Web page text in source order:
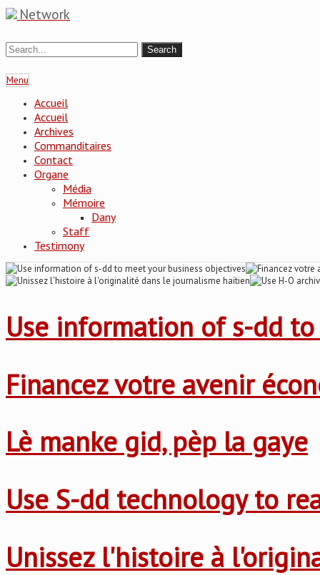
Network
Menu
Accueil
Accueil
Archives
Commanditaires
Contact
Organe
Média
Mémoire
Dany
Staff
Testimony
Use information of s-dd
Financez votre avenir
Lè manke gid, pèp la gaye
Use S-dd technology to
Unissez l'histoire à